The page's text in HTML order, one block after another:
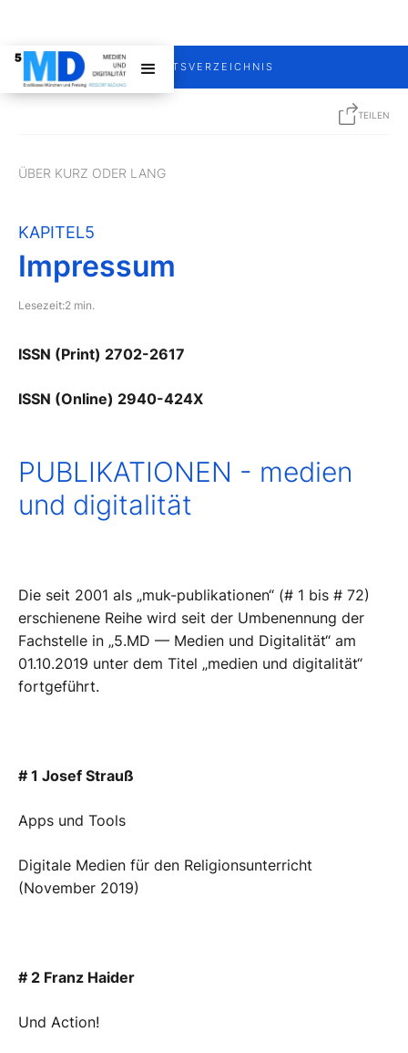
INHALTSVERZEICHNIS
TEILEN
ÜBER KURZ ODER LANG
KAPITEL5
Impressum
Lesezeit:2 min.
ISSN (Print) 2702-2617
ISSN (Online) 2940-424X
PUBLIKATIONEN - medien
und digitalität
Die seit 2001 als „muk-publikationen“ (# 1 bis # 72)
erschienene Reihe wird seit der Umbenennung der
Fachstelle in „5.MD — Medien und Digitalität“ am
01.10.2019 unter dem Titel „medien und digitalität“
fortgeführt.
# 1 Josef Strauß
Apps und Tools
Digitale Medien für den Religionsunterricht
(November 2019)
# 2 Franz Haider
Und Action!